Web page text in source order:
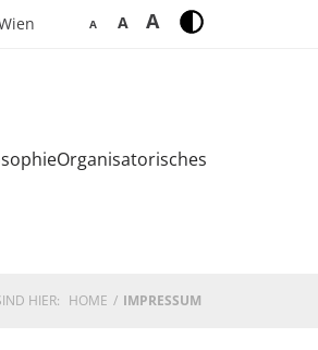
A A A
Organisatorisches
HIER: HOME IMPRESSUM